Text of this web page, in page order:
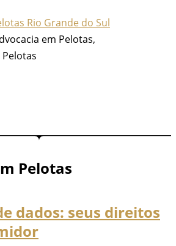
em Pelotas,
Pelotas
dados: seus direitos